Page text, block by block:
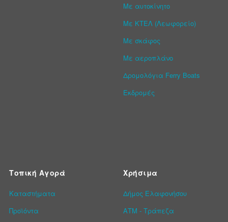
Με αυτοκίνητο
Με ΚΤΕΛ (Λεωφορείο)
Με σκάφος
Με αεροπλάνο
Δρομολόγια Ferry Boats
Εκδρομές
Τοπική Αγορά
Καταστήματα
Προϊόντα
Χρήσιμα
Δήμος Ελαφονήσου
ΑΤΜ - Τράπεζα